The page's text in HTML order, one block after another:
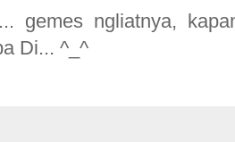
gemes ngliatnya,
Di... ^_^